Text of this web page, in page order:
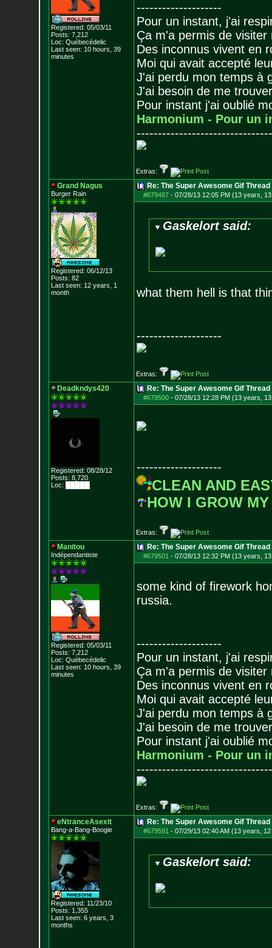
Registered: 05/03/11
Posts: 7,212
Loc: Québecédelic
Last seen: 10 hours, 39
minutes
--------------------
Pour un instant, j'ai
Ça m'a permis de visiter
Des inconnus vivent en
Moi qui avait accepté
J'ai perdu mon temps à
J'ai besoin de me
Pour instant j'ai oublié
Harmonium - Pour un
--------------------------------
Extras:
Grand Nagus
Burger Rain
Registered: 06/12/13
Posts: 82
Last seen: 12 years, 1
month
Re: The Super Awesome Gif Thread
#679497- 07/28/13 12:05 PM (13 years,
Gaskelort said:
what them hell is that
--------------------
Extras:
Deadkndys420
Registered: 08/28/12
Posts: 8,720
Loc: █████
Re: The Super Awesome Gif Thread
#679500- 07/28/13 12:28 PM (13 years,
--------------------
CLEAN AND
HOW I GROW
Extras:
Manitou
Indépendantiste
Registered: 05/03/11
Posts: 7,212
Loc: Québecédelic
Last seen: 10 hours, 39
minutes
Re: The Super Awesome Gif Thread
#679501 - 07/28/13 12:32 PM (13 years,
some kind of firework
russia.
--------------------
Pour un instant, j'ai
Ça m'a permis de visiter
Des inconnus vivent en
Moi qui avait accepté
J'ai perdu mon temps à
J'ai besoin de me
Pour instant j'ai oublié
Harmonium - Pour un
--------------------------------
Extras:
eNtranceAsexit
Bang-a-Bang-Boogie
Registered: 11/23/10
Posts: 1,355
Last seen: 6 years, 3
months
Re: The Super Awesome Gif Thread
#679591 - 07/29/13 02:40 AM (13 years,
Gaskelort said: